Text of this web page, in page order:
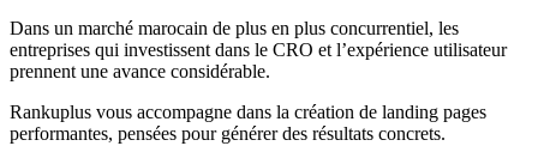
Dans un marché marocain de plus en plus concurrentiel, les
entreprises qui investissent dans le CRO et l’expérience utilisateur
prennent une avance considérable.
Rankuplus vous accompagne dans la création de landing pages
performantes, pensées pour générer des résultats concrets.